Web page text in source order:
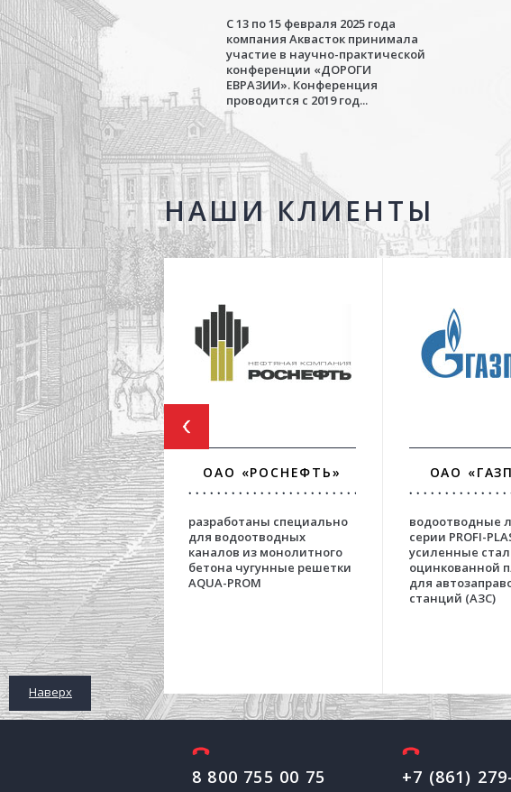
С 13 по 15 февраля 2025 года
компания Аквасток принимала
участие в научно-практической
конференции «ДОРОГИ
ЕВРАЗИИ». Конференция
проводится с 2019 год...
НАШИ КЛИЕНТЫ
ОАО «РОСНЕФТЬ»
разработаны специально
для водоотводных
каналов из монолитного
бетона чугунные решетки
AQUA-PROM
ОАО
водоотводные
серии PROFI-
усиленные
оцинкованной
для
станций (АЗС)
Наверх
8 800 755 00 75
+7 (861)